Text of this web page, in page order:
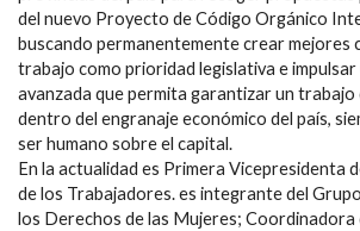
del nuevo Proyecto de Código Orgánico
buscando permanentemente crear mejores
trabajo como prioridad legislativa e impulsar
avanzada que permita garantizar un trabajo
dentro del engranaje económico del país,
ser humano sobre el capital.
En la actualidad es Primera Vicepresidenta
de los Trabajadores. es integrante del
los Derechos de las Mujeres; Coordinadora